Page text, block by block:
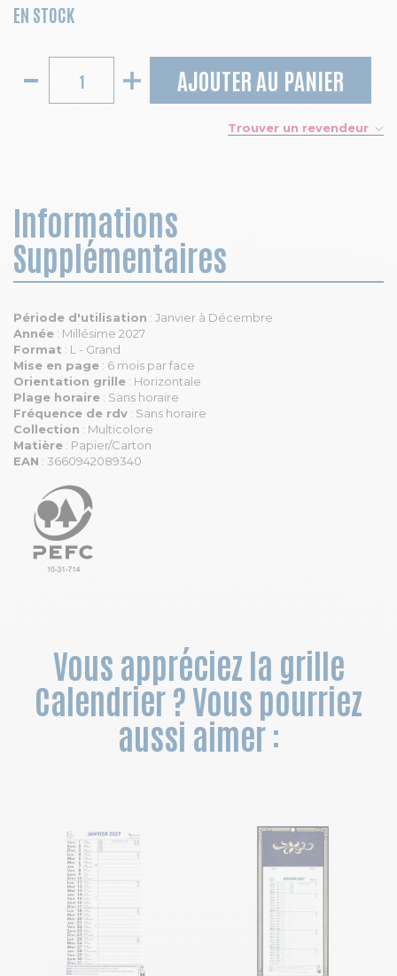
EN STOCK
AJOUTER AU PANIER
Trouver un revendeur
Informations
Supplémentaires
Période d'utilisation : Janvier à Décembre
Année : Millésime 2027
Format : L - Grand
Mise en page : 6 mois par face
Orientation grille : Horizontale
Plage horaire : Sans horaire
Fréquence de rdv : Sans horaire
Collection : Multicolore
Matière : Papier/Carton
EAN : 3660942089340
Vous appréciez la grille
Calendrier ? Vous pourriez
aussi aimer :